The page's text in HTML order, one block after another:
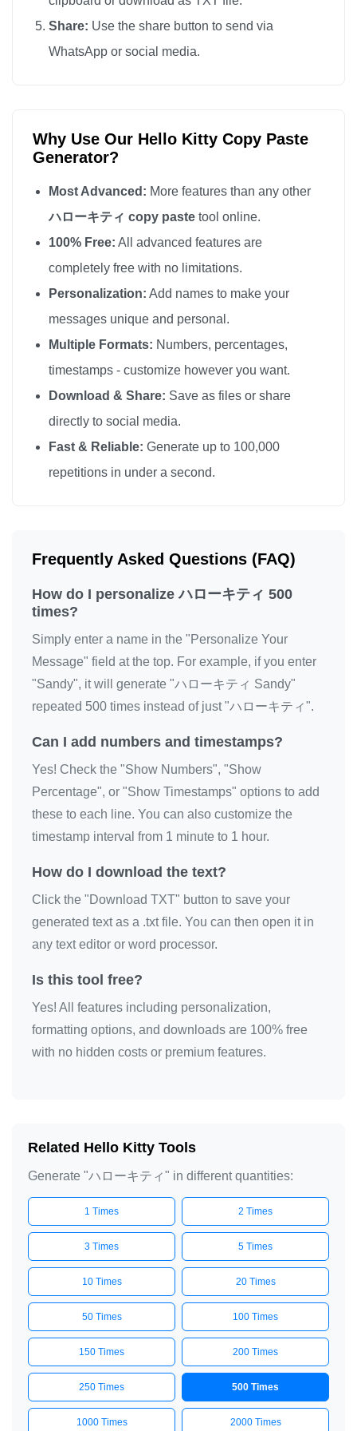
ハローキティ
ハローキティ
ハローキティ
ハローキティ
ハローキティ
ハローキティ
ハローキティ
ハローキティ
ハローキティ
ハローキティ
ハローキティ
ハローキティ
ハローキティ
ハローキティ
ハローキティ
ハローキティ
ハローキティ
ハローキティ
ハローキティ
ハローキティ
ハローキティ
ハローキティ
ハローキティ
ハローキティ
ハローキティ
ハローキティ
ハローキティ
ハローキティ
ハローキティ
ハローキティ
ハローキティ
ハローキティ
ハローキティ
ハローキティ
ハローキティ
ハローキティ
ハローキティ
ハローキティ
ハローキティ
ハローキティ
ハローキティ
ハローキティ
ハローキティ
ハローキティ
ハローキティ
Share: Use the share button to send via
WhatsApp or social media.
Why Use Our Hello Kitty Copy Paste
Generator?
Most Advanced: More features than any other
ハローキティ copy paste tool online.
100% Free: All advanced features are
completely free with no limitations.
Personalization: Add names to make your
messages unique and personal.
Multiple Formats: Numbers, percentages,
timestamps - customize however you want.
Download & Share: Save as files or share
directly to social media.
Fast & Reliable: Generate up to 100,000
repetitions in under a second.
Frequently Asked Questions (FAQ)
How do I personalize ハローキティ 500
times?
Simply enter a name in the "Personalize Your
Message" field at the top. For example, if you enter
"Sandy", it will generate "ハローキティ Sandy"
repeated 500 times instead of just "ハローキティ".
Can I add numbers and timestamps?
Yes! Check the "Show Numbers", "Show
Percentage", or "Show Timestamps" options to add
these to each line. You can also customize the
timestamp interval from 1 minute to 1 hour.
How do I download the text?
Click the "Download TXT" button to save your
generated text as a .txt file. You can then open it in
any text editor or word processor.
Is this tool free?
Yes! All features including personalization,
formatting options, and downloads are 100% free
with no hidden costs or premium features.
Related Hello Kitty Tools
Generate "ハローキティ" in different quantities:
1 Times 2 Times
3 Times 5 Times
10 Times 20 Times
50 Times 100 Times
150 Times 200 Times
250 Times 500 Times
1000 Times 2000 Times